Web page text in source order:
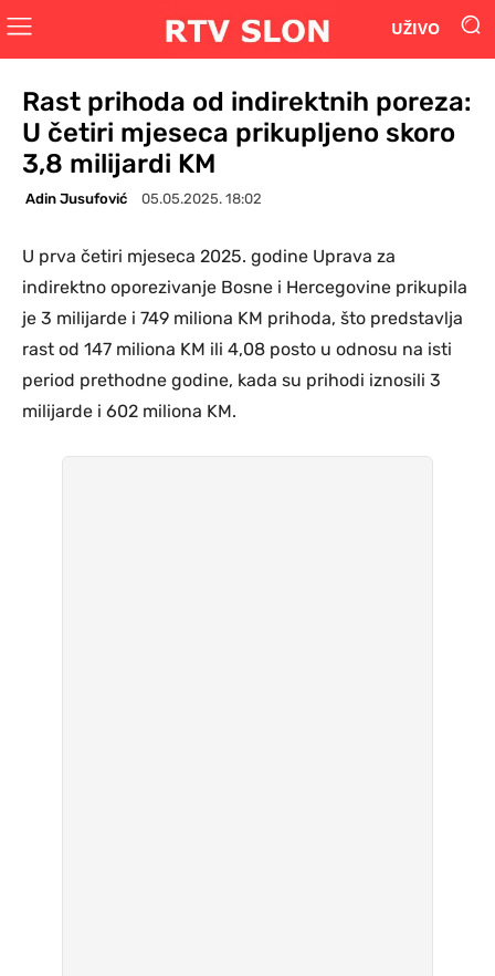
UŽIVO
Rast prihoda od indirektnih poreza:
U četiri mjeseca prikupljeno skoro
3,8 milijardi KM
Adin Jusufović 05.05.2025. 18:02
U prva četiri mjeseca 2025. godine Uprava za
indirektno oporezivanje Bosne i Hercegovine prikupila
je 3 milijarde i 749 miliona KM prihoda, što predstavlja
rast od 147 miliona KM ili 4,08 posto u odnosu na isti
period prethodne godine, kada su prihodi iznosili 3
milijarde i 602 miliona KM.